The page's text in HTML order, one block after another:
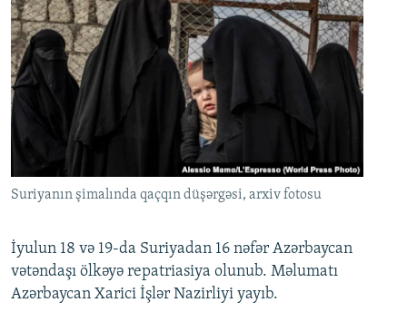
Suriyanın şimalında qaçqın düşərgəsi, arxiv fotosu
İyulun 18 və 19-da Suriyadan 16 nəfər Azərbaycan
vətəndaşı ölkəyə repatriasiya olunub. Məlumatı
Azərbaycan Xarici İşlər Nazirliyi yayıb.